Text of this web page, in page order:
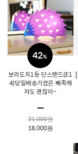
42%
보라도치1등 단스탠드(E1
4)당일배송가끔은 빼족해
져도 괜찮아~
31,000원
18,000원